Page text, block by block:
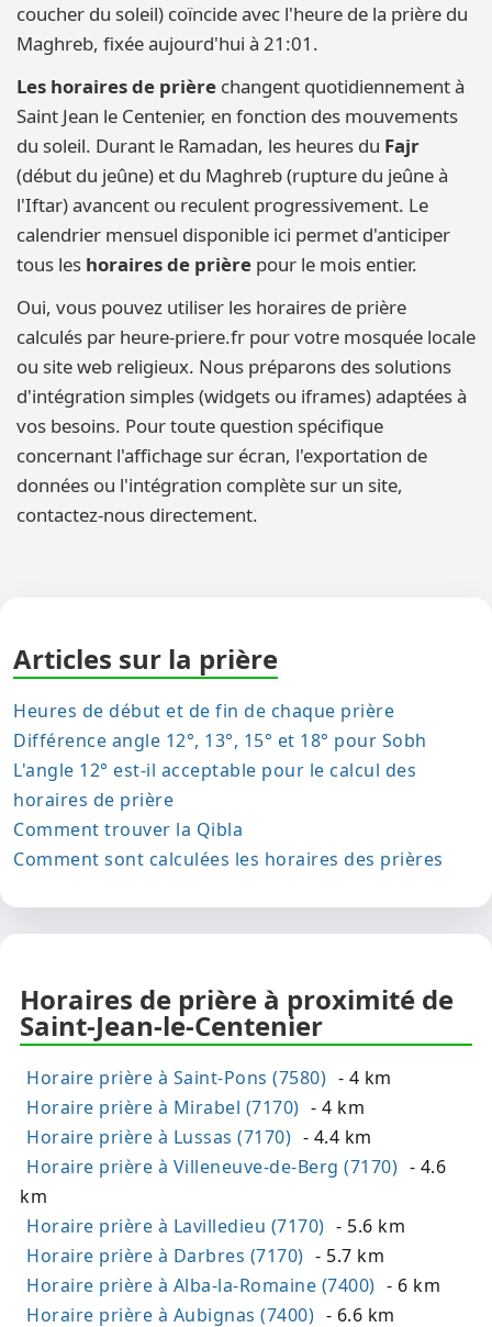
coucher du soleil) coïncide avec l'heure de la prière du
Maghreb, fixée aujourd'hui à 21:01.
Les horaires de prière changent quotidiennement à
Saint Jean le Centenier, en fonction des mouvements
du soleil. Durant le Ramadan, les heures du Fajr
(début du jeûne) et du Maghreb (rupture du jeûne à
l'Iftar) avancent ou reculent progressivement. Le
calendrier mensuel disponible ici permet d'anticiper
tous les horaires de prière pour le mois entier.
Oui, vous pouvez utiliser les horaires de prière
calculés par heure-priere.fr pour votre mosquée locale
ou site web religieux. Nous préparons des solutions
d'intégration simples (widgets ou iframes) adaptées à
vos besoins. Pour toute question spécifique
concernant l'affichage sur écran, l'exportation de
données ou l'intégration complète sur un site,
contactez-nous directement.
Articles sur la prière
Heures de début et de fin de chaque prière
Différence angle 12°, 13°, 15° et 18° pour Sobh
L'angle 12° est-il acceptable pour le calcul des
horaires de prière
Comment trouver la Qibla
Comment sont calculées les horaires des prières
Horaires de prière à proximité de
Saint-Jean-le-Centenier
Horaire prière à Saint-Pons (7580) - 4 km
Horaire prière à Mirabel (7170) - 4 km
Horaire prière à Lussas (7170) - 4.4 km
Horaire prière à Villeneuve-de-Berg (7170) - 4.6
km
Horaire prière à Lavilledieu (7170) - 5.6 km
Horaire prière à Darbres (7170) - 5.7 km
Horaire prière à Alba-la-Romaine (7400) - 6 km
Horaire prière à Aubignas (7400) - 6.6 km